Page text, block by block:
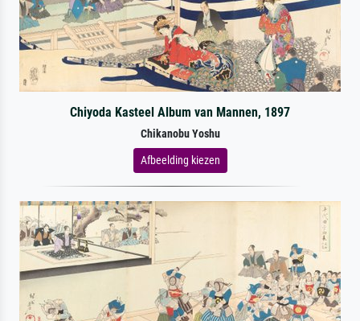
Chiyoda Kasteel Album van Mannen, 1897
Chikanobu Yoshu
Afbeelding kiezen